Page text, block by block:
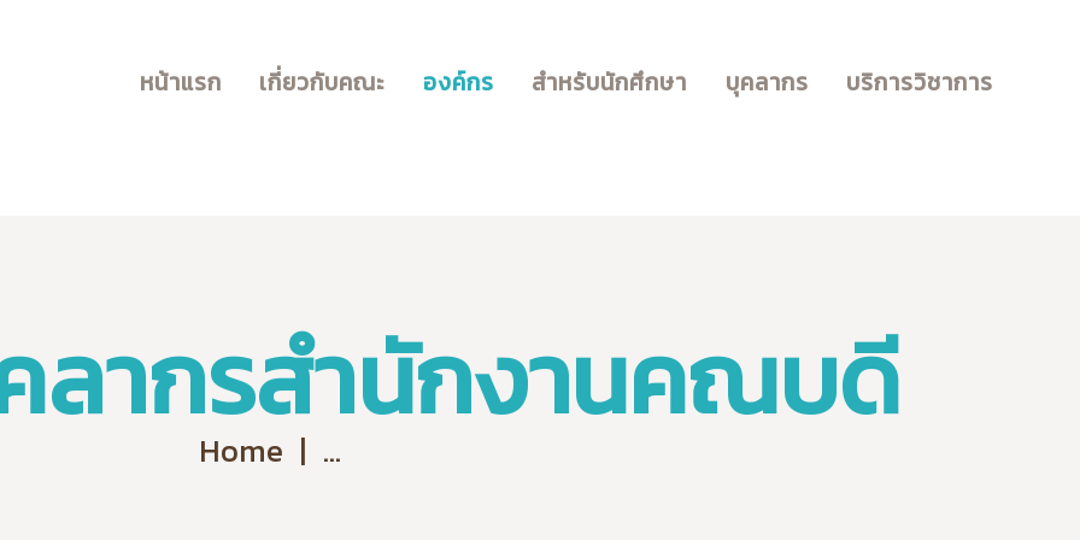
หน้าแรก เกี่ยวกับคณะ องค์กร สำหรับนักศึกษา บุคลากร บริการวิชาการ
ลากรสำนักงานคณบดี
Home ...
Agricultural Technology and Agro-Industry